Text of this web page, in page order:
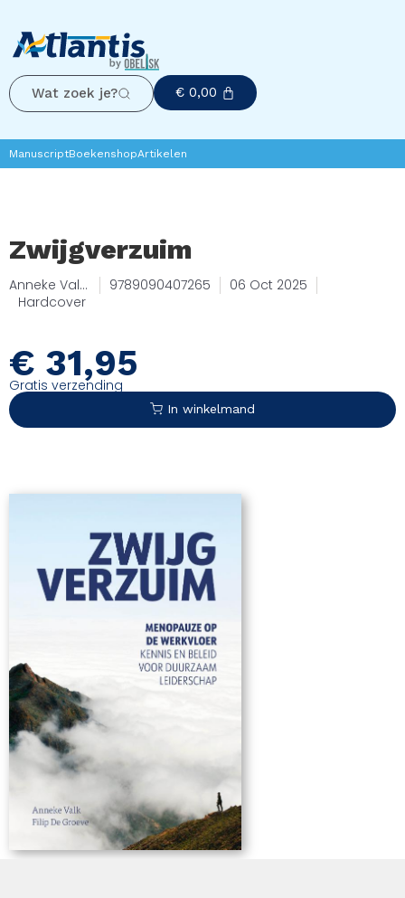
Wat zoek je? € 0,00
ManuscriptBoekenshopArtikelen
Zwijgverzuim
Anneke Valk,
Filip De
9789090407265
06 Oct 2025
Hardcover
€ 31,95
Gratis verzending
In winkelmand